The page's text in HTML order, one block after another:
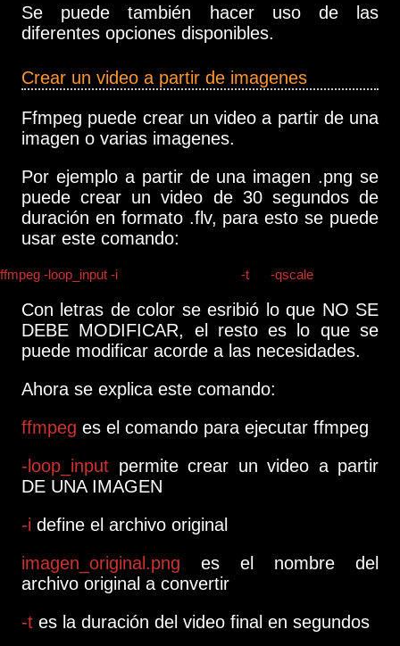
Se puede también hacer uso de las
diferentes opciones disponibles.
Crear un video a partir de imagenes
Ffmpeg puede crear un video a partir de una
imagen o varias imagenes.
Por ejemplo a partir de una imagen .png se
puede crear un video de 30 segundos de
duración en formato .flv, para esto se puede
usar este comando:
ffmpeg -loop_input -i -t -qscale
Con letras de color se esribió lo que NO SE
DEBE MODIFICAR, el resto es lo que se
puede modificar acorde a las necesidades.
Ahora se explica este comando:
ffmpeg es el comando para ejecutar ffmpeg
-loop_input permite crear un video a partir
DE UNA IMAGEN
-i define el archivo original
imagen_original.png es el nombre del
archivo original a convertir
-t es la duración del video final en segundos